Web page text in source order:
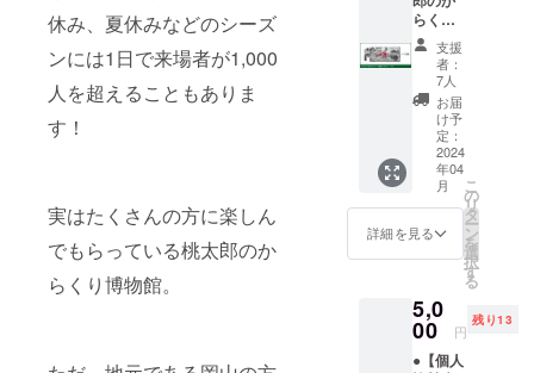
休み、夏休みなどのシーズ
ンには1日で来場者が1,000
人を超えることもありま
す！
実はたくさんの方に楽しん
でもらっている桃太郎のか
らくり博物館。
ます。けしま
す
らくり
博物館
入場チ
ケット
10枚】
●桃太郎
のから
くり博
物館入
場チ
ケット
10枚 ※
使用期
間は
4月〜
2025年
3月の1
年間 ※
支援
者：
7人
お届
け予
定：
2024
年04
月
詳細を見る
こ
の
リ
タ
ー
ン
を
選
択
す
る
5,0
00 円
残り13
●【個人